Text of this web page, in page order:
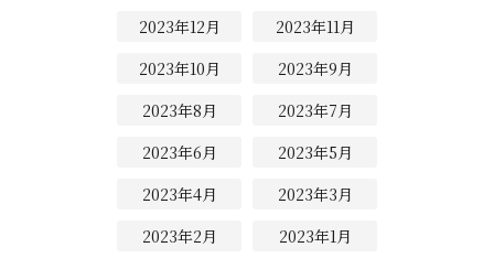
2023年12月
2023年11月
2023年10月
2023年9月
2023年8月
2023年7月
2023年6月
2023年5月
2023年4月
2023年3月
2023年2月
2023年1月